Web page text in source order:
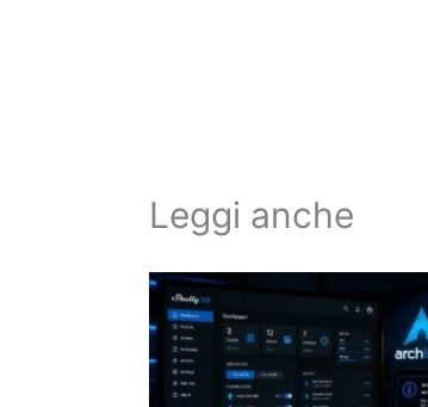
Leggi anche